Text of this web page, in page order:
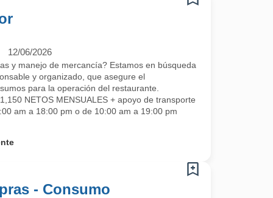
12/06/2026
y manejo de mercancía? Estamos en búsqueda
y organizado, que asegure el
para la operación del restaurante.
NETOS MENSUALES + apoyo de transporte
am a 18:00 pm o de 10:00 am a 19:00 pm
- Consumo